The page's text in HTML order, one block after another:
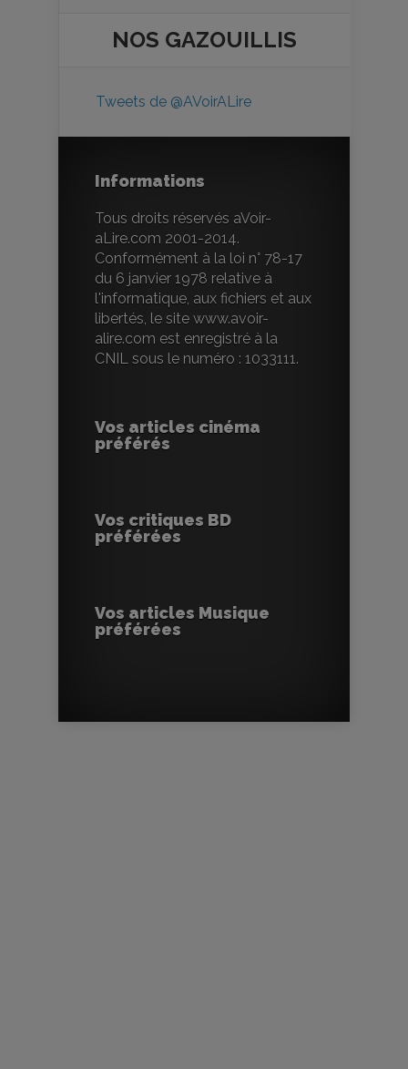
NOS GAZOUILLIS
Tweets de @AVoirALire
Informations
Tous droits réservés aVoir-
aLire.com 2001-2014.
Conformément à la loi n° 78-17
du 6 janvier 1978 relative à
l'informatique, aux fichiers et aux
libertés, le site www.avoir-
alire.com est enregistré à la
CNIL sous le numéro : 1033111.
Vos articles cinéma
préférés
Vos critiques BD
préférées
Vos articles Musique
préférées